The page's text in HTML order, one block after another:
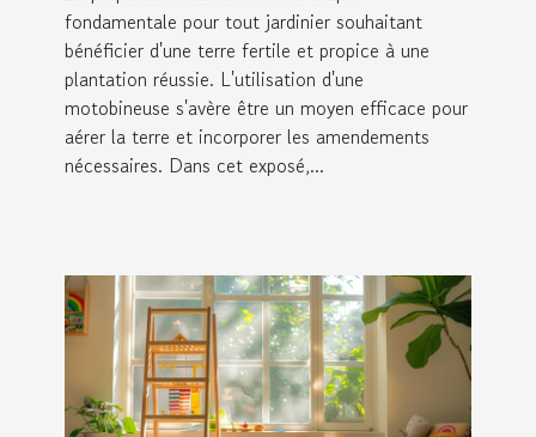
fondamentale pour tout jardinier souhaitant
bénéficier d'une terre fertile et propice à une
plantation réussie. L'utilisation d'une
motobineuse s'avère être un moyen efficace pour
aérer la terre et incorporer les amendements
nécessaires. Dans cet exposé,...